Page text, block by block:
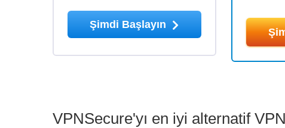
Şimdi Başlayın
VPNSecure'yı en iyi alternatif